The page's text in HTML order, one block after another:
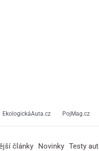
EkologickáAuta.cz PojMag.cz
články Novinky Testy aut